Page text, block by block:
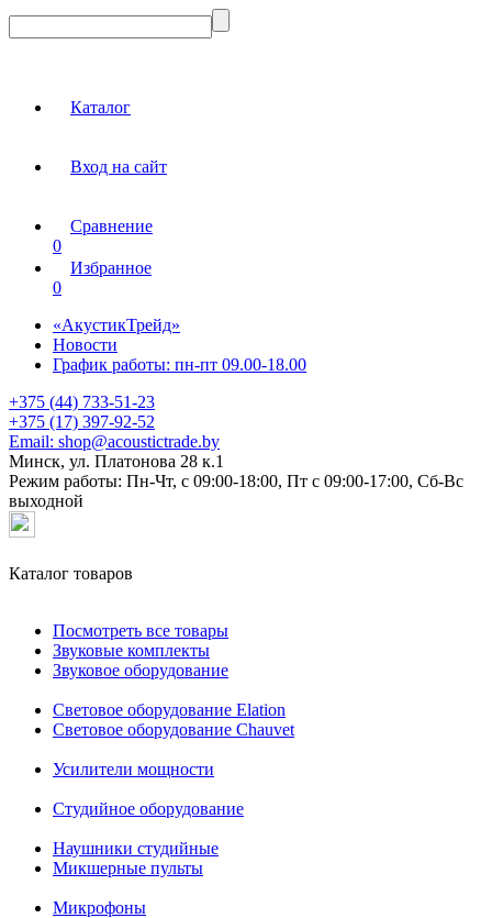
Каталог
Вход на сайт
Сравнение
0
Избранное
0
«АкустикТрейд»
Новости
График работы: пн-пт 09.00-18.00
+375 (44) 733-51-23
+375 (17) 397-92-52
Email: shop@acoustictrade.by
Минск, ул. Платонова 28 к.1
Режим работы: Пн-Чт, с 09:00-18:00, Пт с 09:00-17:00, Сб-Вс
выходной
Каталог товаров
Посмотреть все товары
Звуковые комплекты
Звуковое оборудование
Световое оборудование Elation
Cветовое оборудование Chauvet
Усилители мощности
Студийное оборудование
Наушники студийные
Микшерные пульты
Микрофоны